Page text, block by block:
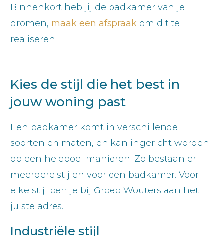
Binnenkort heb jij de badkamer van je
dromen, maak een afspraak om dit te
realiseren!
Kies de stijl die het best in
jouw woning past
Een badkamer komt in verschillende
soorten en maten, en kan ingericht worden
op een heleboel manieren. Zo bestaan er
meerdere stijlen voor een badkamer. Voor
elke stijl ben je bij Groep Wouters aan het
juiste adres.
Industriële stijl